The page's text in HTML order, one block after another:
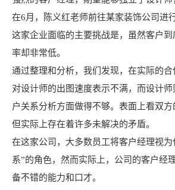
在6月，陈义红老师前往某家装饰公司进
这家企业面临的主要挑战是，虽然客户
率却非常低。
通过整理和分析，我们发现，在实际的
对设计师的出图速度表示不满，而设计
户关系分析方面做得不够。表面上看双方
但实际上存在着许多未解决的矛盾。
在这家公司，大多数员工将客户经理视为
系”的角色，然而实际上，公司的客户经
备不错的能力和口才。